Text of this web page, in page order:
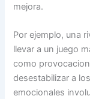
mejora.
Por ejemplo, una
llevar a un juego
como
desestabilizar a
emocionales